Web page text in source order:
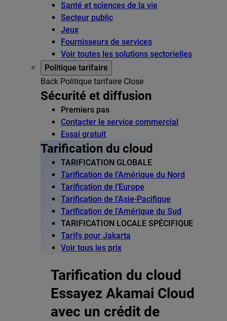
Santé et sciences de la vie
Secteur public
Jeux
Fournisseurs de services
Voir toutes les solutions sectorielles
Politique tarifaire
Back Politique tarifaire Close
Sécurité et diffusion
Premiers pas
Contacter le service commercial
Essai gratuit
Tarification du cloud
TARIFICATION GLOBALE
Tarification de l’Amérique du Nord
Tarification de l’Europe
Tarification de l’Asie-Pacifique
Tarification de l’Amérique du Sud
TARIFICATION LOCALE SPÉCIFIQUE
Tarifs pour Jakarta
Voir tous les prix
Tarification du cloud
Essayez Akamai Cloud
avec un crédit de